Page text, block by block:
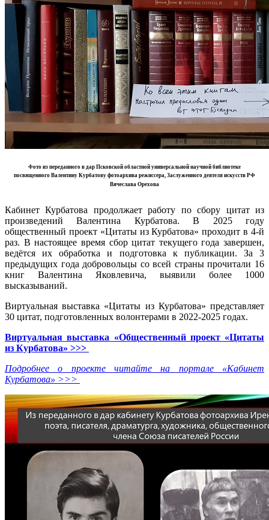
Фото из переданного в дар Псковской областной универсальной научной библиотеке
посвященного Валентину Курбатову фотоархива режиссера, Заслуженного деятеля искусств РФ
Вячеслава Орехова
Кабинет Курбатова продолжает работу по сбору цитат из
произведений Валентина Курбатова. В 2025 году
общественный проект «Цитаты из Курбатова» проходит в 4-й
раз. В настоящее время сбор цитат текущего года завершен,
ведётся их обработка и подготовка к публикации. За 3
предыдущих года добровольцы со всей страны прочитали 16
книг Валентина Яковлевича, выявили более 1000
высказываний.
Виртуальная выставка «Цитаты из Курбатова» представляет
30 цитат, подготовленных волонтерами в 2022-2025 годах.
Виртуальная выставка «Общественный проект «Цитаты
из Курбатова» >>>
Подробнее о проекте читайте на портале «Кабинет
Курбатова» >>>